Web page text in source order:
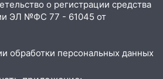
о регистрации средства
ЭЛ №ФС 77 - 61045 от
обработки персональных данных